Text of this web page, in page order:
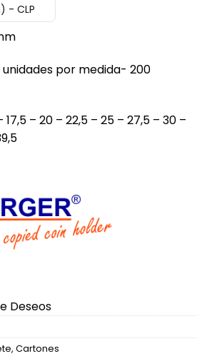
- CLP
unidades por medida- 200
– 20 – 22,5 – 25 – 27,5 – 30 –
Deseos
, Cartones